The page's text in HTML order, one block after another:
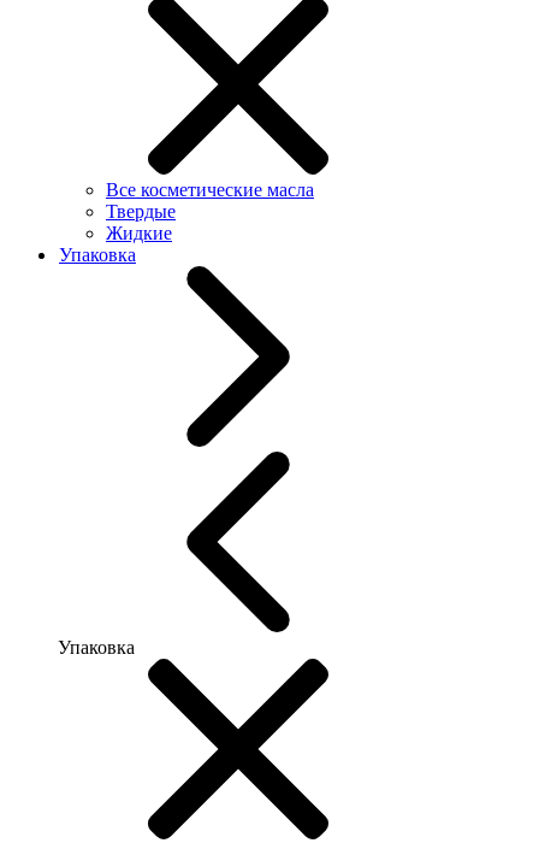
Все косметические масла
Твердые
Жидкие
Упаковка
Упаковка